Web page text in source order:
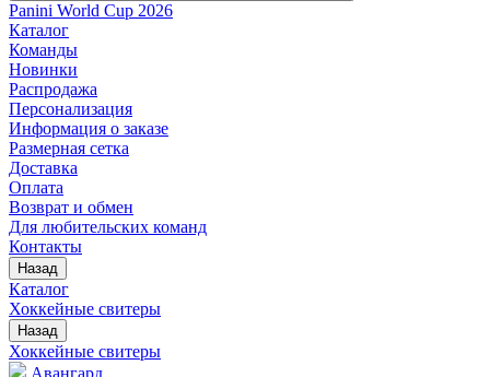
Panini World Cup 2026
Каталог
Команды
Новинки
Распродажа
Персонализация
Информация о заказе
Размерная сетка
Доставка
Оплата
Возврат и обмен
Для любительских команд
Контакты
Назад
Каталог
Хоккейные свитеры
Назад
Хоккейные свитеры
Авангард